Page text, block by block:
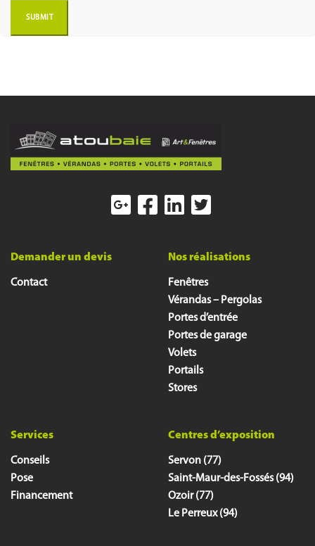
Demander un devis
Contact
Nos réalisations
Fenêtres
Vérandas – Pergolas
Portes d’entrée
Portes de garage
Volets
Portails
Stores
Services
Conseils
Pose
Financement
Centres d’exposition
Servon (77)
Saint-Maur-des-Fossés (94)
Ozoir (77)
Le Perreux (94)